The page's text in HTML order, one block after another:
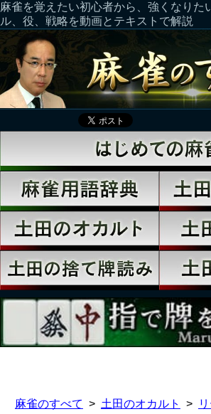
麻雀を覚えたい初心者から、強くなりた
ル、役、戦略を動画とテキストで解説
麻雀のすべて 土田のオカルト